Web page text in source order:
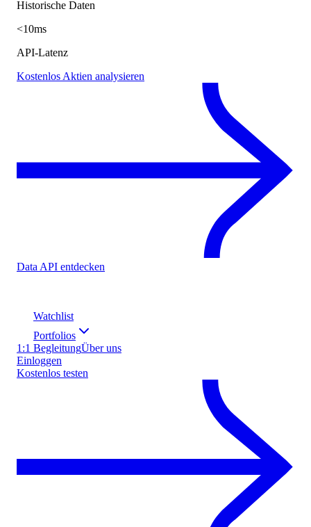
Historische Daten
<10ms
API-Latenz
Kostenlos Aktien analysieren
Data API entdecken
Watchlist
Portfolios
1:1 BegleitungÜber uns
Einloggen
Kostenlos testen